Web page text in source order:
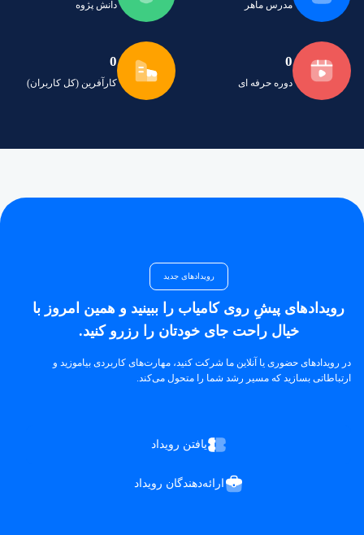
مدرس ماهر دانش پژوه
0
دوره حرفه ای
0
کارآفرین (کل کاربران)
رویدادهای جدید
رویدادهای پیشِ روی کامیاب را ببینید و همین امروز با
خیال راحت جای خودتان را رزرو کنید.
در رویدادهای حضوری یا آنلاین ما شرکت کنید، مهارت‌های کاربردی بیاموزید و
ارتباطاتی بسازید که مسیر رشد شما را متحول می‌کند.
یافتن رویداد
ارائه‌دهندگان رویداد